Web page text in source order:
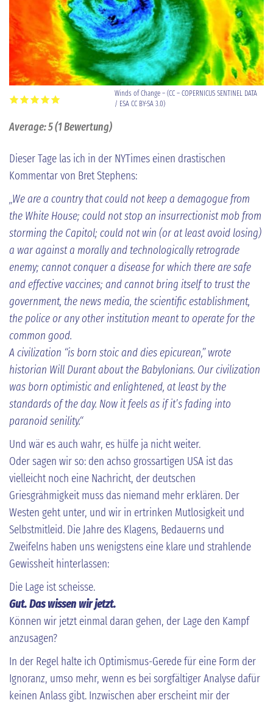
Winds of Change – (CC – COPERNICUS SENTINEL DATA
/ ESA CC BY-SA 3.0)
Average:5(1Bewertung)
Dieser Tage las ich in der NYTimes einen drastischen
Kommentar von Bret Stephens:
„We are a country that could not keep a demagogue from
the White House; could not stop an insurrectionist mob from
storming the Capitol; could not win (or at least avoid losing)
a war against a morally and technologically retrograde
enemy; cannot conquer a disease for which there are safe
and effective vaccines; and cannot bring itself to trust the
government, the news media, the scientific establishment,
the police or any other institution meant to operate for the
common good.
A civilization “is born stoic and dies epicurean,” wrote
historian Will Durant about the Babylonians. Our civilization
was born optimistic and enlightened, at least by the
standards of the day. Now it feels as if it’s fading into
paranoid senility.“
Und wär es auch wahr, es hülfe ja nicht weiter.
Oder sagen wir so: den achso grossartigen USA ist das
vielleicht noch eine Nachricht, der deutschen
Griesgrähmigkeit muss das niemand mehr erklären. Der
Westen geht unter, und wir in ertrinken Mutlosigkeit und
Selbstmitleid. Die Jahre des Klagens, Bedauerns und
Zweifelns haben uns wenigstens eine klare und strahlende
Gewissheit hinterlassen:
Die Lage ist scheisse.
Gut. Das wissen wir jetzt.
Können wir jetzt einmal daran gehen, der Lage den Kampf
anzusagen?
In der Regel halte ich Optimismus-Gerede für eine Form der
Ignoranz, umso mehr, wenn es bei sorgfältiger Analyse dafür
keinen Anlass gibt. Inzwischen aber erscheint mir der